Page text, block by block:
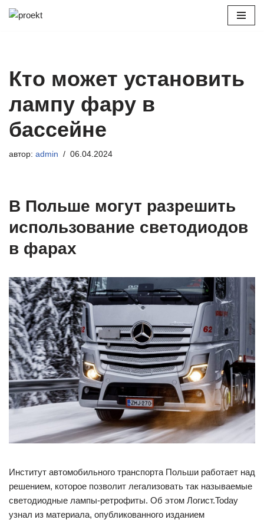
Кто может установить
лампу фару в
бассейне
автор: admin 06.04.2024
В Польше могут разрешить
использование светодиодов
в фарах
Институт автомобильного транспорта Польши работает над
решением, которое позволит легализовать так называемые
светодиодные лампы-ретрофиты. Об этом Логист.Today
узнал из материала, опубликованного изданием